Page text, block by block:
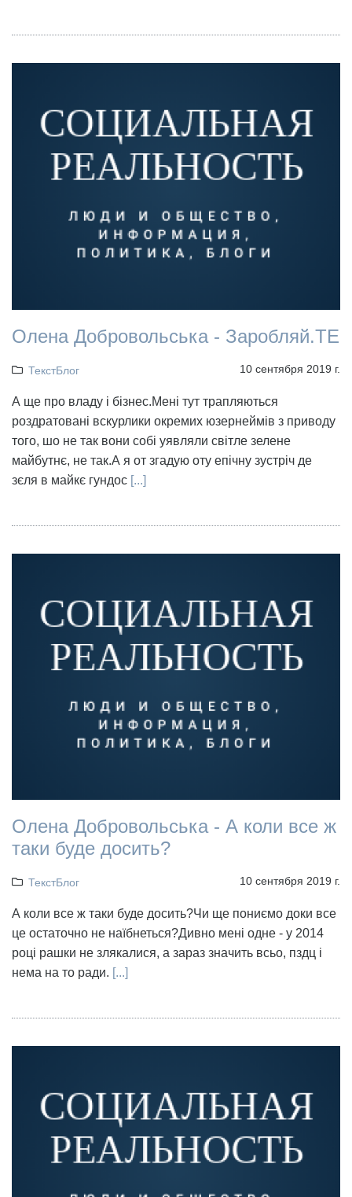
Олена Добровольська - Заробляй.ТЕ
ТекстБлог 10 сентября 2019 г.
А ще про владу і бізнес.Мені тут трапляються
роздратовані вскурлики окремих юзернеймів з приводу
того, шо не так вони собі уявляли світле зелене
майбутнє, не так.А я от згадую оту епічну зустріч де
зєля в майкє гундос [...]
Олена Добровольська - А коли все ж
таки буде досить?
ТекстБлог 10 сентября 2019 г.
А коли все ж таки буде досить?Чи ще пониємо доки все
це остаточно не наїбнеться?Дивно мені одне - у 2014
році рашки не злякалися, а зараз значить всьо, пздц і
нема на то ради. [...]